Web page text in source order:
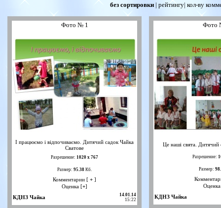
без сортировки| рейтингу| кол-ву
Фото № 1
І працюємо і відпочиваємо. Дитячий садок Чайка
Сватове
Разрешение: 1020 х 767
Размер: 95.38 Кб.
Комментарии [ + ]
Оценка [+]
КДНЗ Чайка
14.01.14
15:22
Фото
Це наші свята. Дитячий
Разрешение:
Размер:
КДНЗ Чайка